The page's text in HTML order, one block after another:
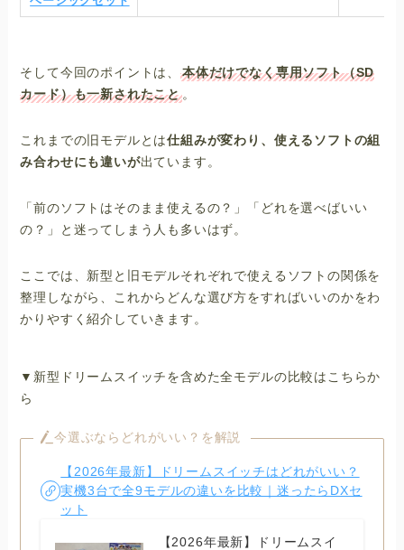
そして今回のポイントは、本体だけでなく専用ソフト（SD
カード）も一新されたこと 。
これまでの旧モデルとは仕組みが変わり、使えるソフトの組
み合わせにも違いが出ています。
「前のソフトはそのまま使えるの？」「どれを選べばいい
の？」と迷ってしまう人も多いはず。
ここでは、新型と旧モデルそれぞれで使えるソフトの関係を
整理しながら、これからどんな選び方をすればいいのかをわ
かりやすく紹介していきます。
▼新型ドリームスイッチを含めた全モデルの比較はこちらか
ら
今選ぶならどれがいい？を解説
【2026年最新】ドリームスイッチはどれがいい？
実機3台で全9モデルの違いを比較｜迷ったらDXセ
ット
【2026年最新】ドリームスイ